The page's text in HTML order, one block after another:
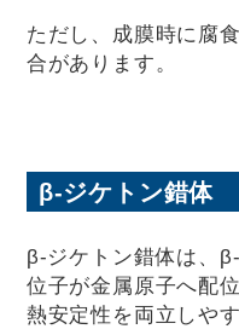
ただし、成膜時に腐
合があります。
β-ジケトン錯体
β-ジケトン錯体は、
位子が金属原子へ配
熱安定性を両立しや